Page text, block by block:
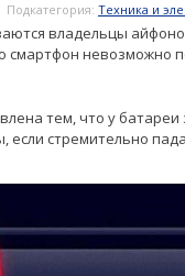
Подкатегория: Техника и
владельцы
невозможно
тем, что у
если стремительно